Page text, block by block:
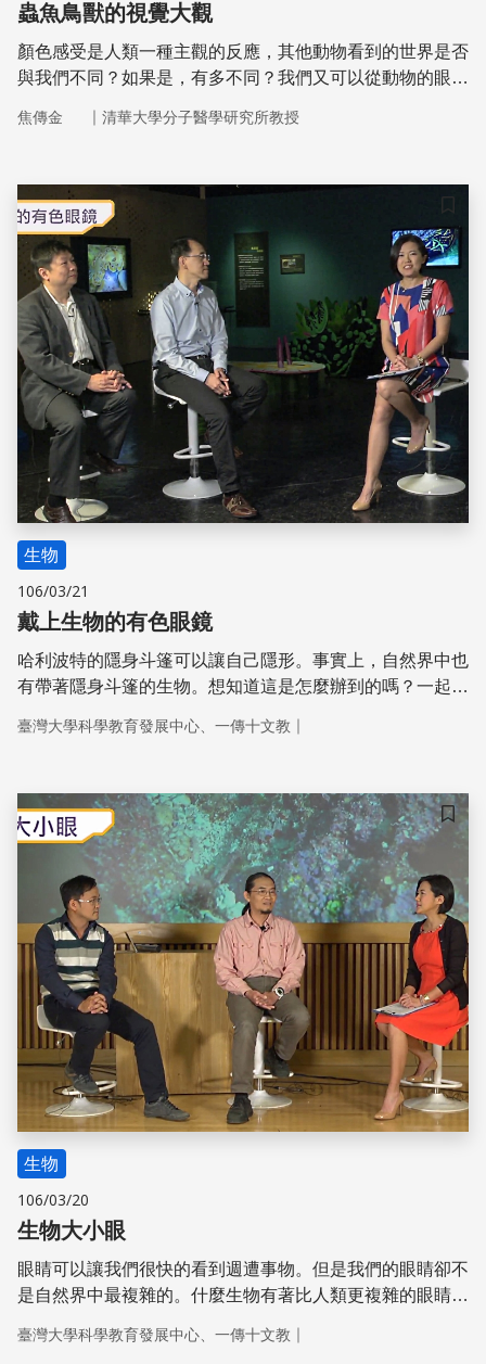
蟲魚鳥獸的視覺大觀
顏色感受是人類一種主觀的反應，其他動物看到的世界是否
與我們不同？如果是，有多不同？我們又可以從動物的眼睛
人類所無法欣賞的世界，這些世界在動物眼中是什麼樣子？
焦傳金 ｜ 清華大學分子醫學研究所教授
儲存
生物
106/03/21
戴上生物的有色眼鏡
哈利波特的隱身斗篷可以讓自己隱形。事實上，自然界中也
有帶著隱身斗篷的生物。想知道這是怎麼辦到的嗎？一起戴
臺灣大學科學教育發展中心、一傳十文教 ｜
儲存
生物
106/03/20
生物大小眼
眼睛可以讓我們很快的看到週遭事物。但是我們的眼睛卻不
是自然界中最複雜的。什麼生物有著比人類更複雜的眼睛？
我們一起跟生物大眼瞪小眼。
臺灣大學科學教育發展中心、一傳十文教 ｜